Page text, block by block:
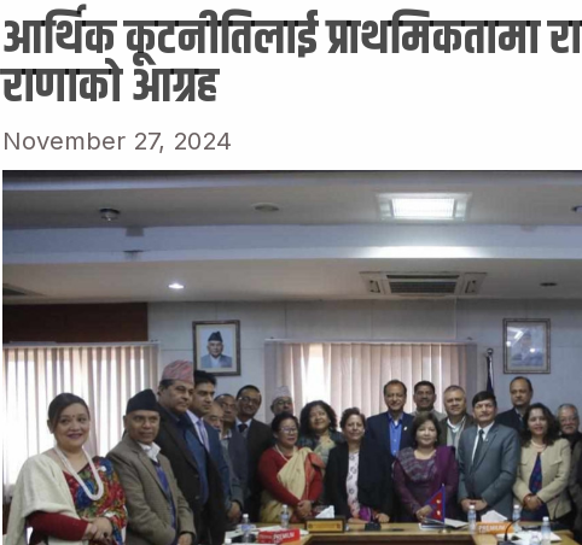
आर्थिक कूटनीतिलाई प्राथमिकतामा
राणाको आग्रह
November 27, 2024